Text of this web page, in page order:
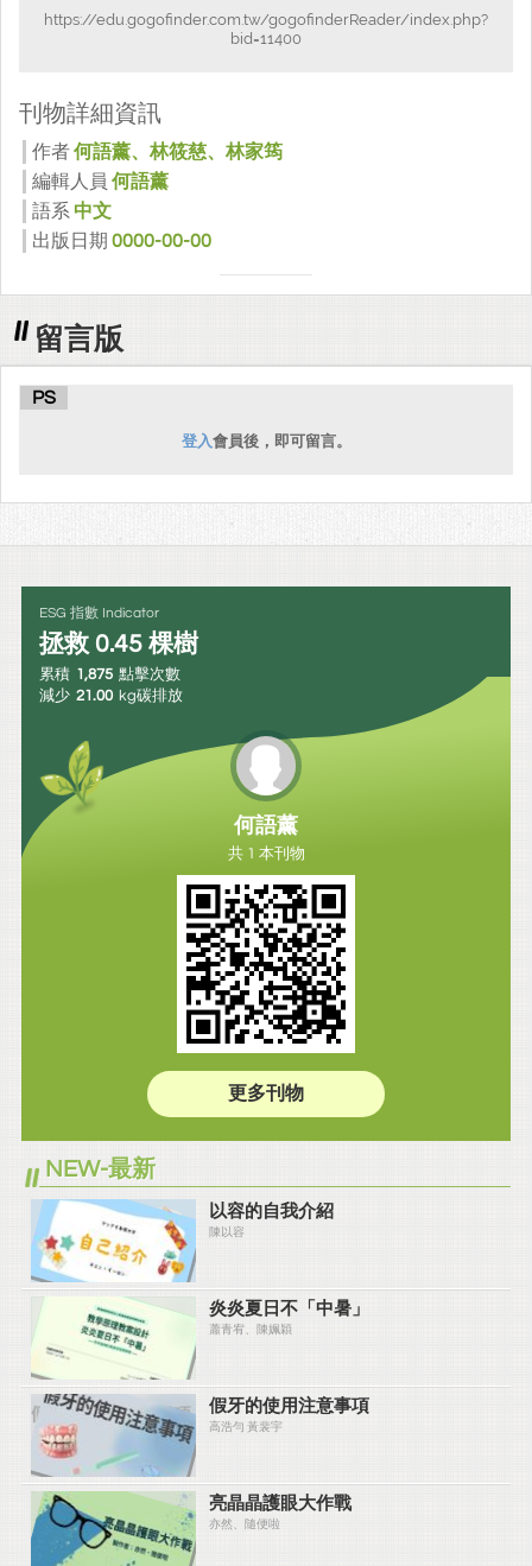
https://edu.gogofinder.com.tw/gogofinderReader/index.php?
bid=11400
刊物詳細資訊
作者何語薰、林筱慈、林家筠
編輯人員 何語薰
語系 中文
出版日期 0000-00-00
留言版
PS
登入會員後，即可留言。
ESG 指數 Indicator
拯救 0.45 棵樹
累積 1,875 點擊次數
減少 21.00 kg碳排放
何語薰
共 1 本刊物
更多刊物
NEW-最新
以容的自我介紹
陳以容
炎炎夏⽇不「中暑」
蕭青宥、陳姵穎
假牙的使用注意事項
高浩勻 黃裴宇
亮晶晶護眼大作戰
亦然、隨便啦